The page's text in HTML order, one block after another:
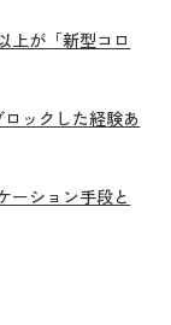
上が「新型コロ
ロックした経験あ
ーション手段と